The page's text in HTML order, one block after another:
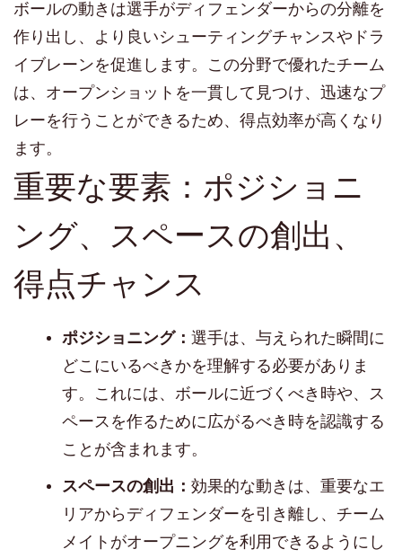
ボールの動きは選手がディフェンダーからの分離を
作り出し、より良いシューティングチャンスやドラ
イブレーンを促進します。この分野で優れたチーム
は、オープンショットを一貫して見つけ、迅速なプ
レーを行うことができるため、得点効率が高くなり
ます。
重要な要素：ポジショニ
ング、スペースの創出、
得点チャンス
ポジショニング： 選手は、与えられた瞬間に
どこにいるべきかを理解する必要がありま
す。これには、ボールに近づくべき時や、ス
ペースを作るために広がるべき時を認識する
ことが含まれます。
スペースの創出： 効果的な動きは、重要なエ
リアからディフェンダーを引き離し、チーム
メイトがオープニングを利用できるようにし